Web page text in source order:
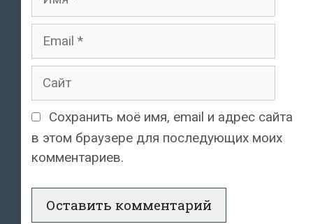
Email
Сайт
Сохранить моё имя, email и адрес сайта
в этом браузере для последующих моих
комментариев.